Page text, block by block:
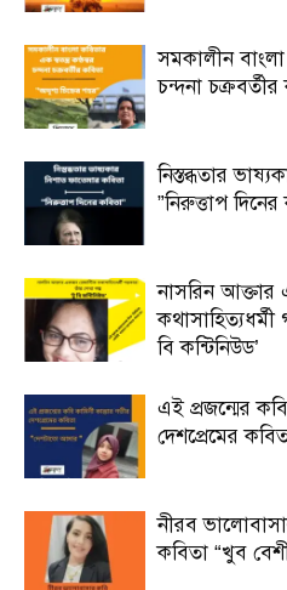
সমকালীন বাংলা
চন্দনা
নিস্তব্ধতার
”নিরুত্তাপ
নাসরিন আক্তার
বি কন্টিনিউড’
এই প্রজন্মের
দেশপ্রেমের
নীরব
কবিতা “খুব